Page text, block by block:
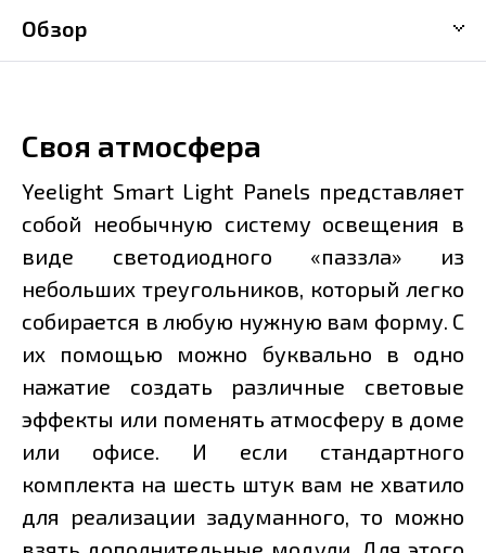
Обзор
Своя атмосфера
Yeelight Smart Light Panels представляет
собой необычную систему освещения в
виде светодиодного «паззла» из
небольших треугольников, который легко
собирается в любую нужную вам форму. С
их помощью можно буквально в одно
нажатие создать различные световые
эффекты или поменять атмосферу в доме
или офисе. И если стандартного
комплекта на шесть штук вам не хватило
для реализации задуманного, то можно